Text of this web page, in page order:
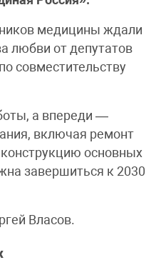
медицины ждали
любви от депутатов
совместительству
а впереди —
включая ремонт
основных
завершиться к 2030
Власов.